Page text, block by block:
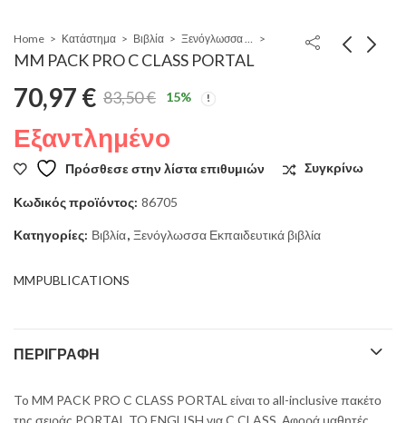
Home Κατάστημα Βιβλία
MM PACK PRO C CLASS PORTAL
83,50€
Original
price
was:
83,50 €.
70,97 €
Η
τρέχουσα
τιμή
είναι:
70,97 €.
15%
Εξαντλημένο
Πρόσθεσε στην λίστα επιθυμιών Συγκρίνω
Κωδικός προϊόντος: 86705
Κατηγορίες: Βιβλία, Ξενόγλωσσα Εκπαιδευτικά βιβλία
MMPUBLICATIONS
ΠΕΡΙΓΡΑΦΉ
To MM PACK PRO C CLASS PORTAL είναι το all-inclusive πακέτο
της σειράς PORTAL TO ENGLISH για C CLASS. Αφορά μαθητές